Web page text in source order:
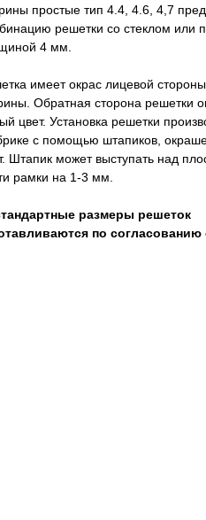
простые тип 4.4, 4.6, 4,7
решетки со стеклом или
4 мм.
имеет окрас лицевой
Обратная сторона решетки
цвет. Установка решетки
с помощью штапиков,
Штапик может выступать над
рамки на 1-3 мм.
размеры решеток
по